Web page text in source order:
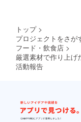
トップ >
プロジェクトをさが
フード・飲食店 >
厳選素材で作り上げ
活動報告